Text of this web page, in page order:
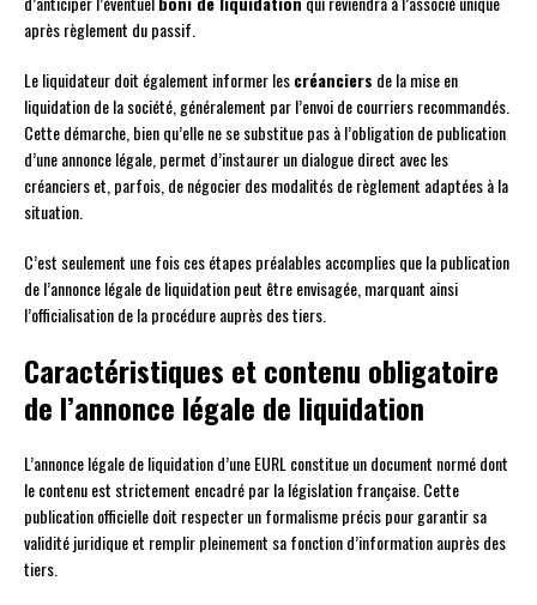
après règlement du passif.
Le liquidateur doit également informer lescréanciers de la mise en
liquidation de la société, généralement par l’envoi de courriers recommandés.
Cette démarche, bien qu’elle ne se substitue pas à l’obligation de publication
d’une annonce légale, permet d’instaurer un dialogue direct avec les
créanciers et, parfois, de négocier des modalités de règlement adaptées à la
situation.
C’est seulement une fois ces étapes préalables accomplies que la publication
de l’annonce légale de liquidation peut être envisagée, marquant ainsi
l’officialisation de la procédure auprès des tiers.
Caractéristiques et contenu obligatoire
de l’annonce légale de liquidation
L’annonce légale de liquidation d’une EURL constitue un document normé dont
le contenu est strictement encadré par la législation française. Cette
publication officielle doit respecter un formalisme précis pour garantir sa
validité juridique et remplir pleinement sa fonction d’information auprès des
tiers.